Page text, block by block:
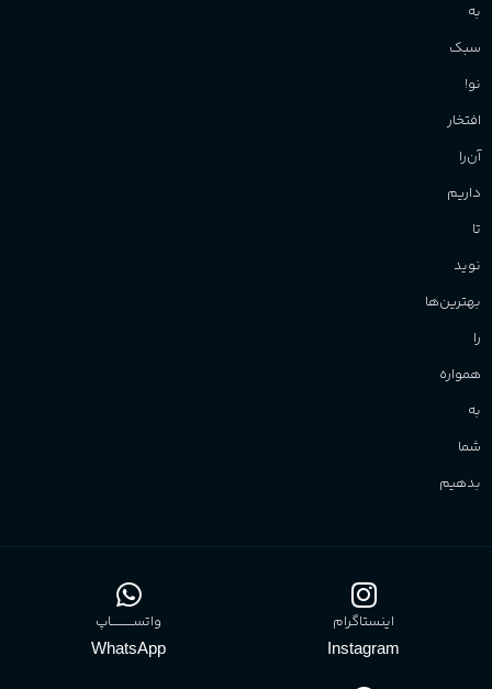
به
سبک
نو!
افتخار
آن‌را
داریم
تا
نوید
بهترین‌ها
را
همواره
به
شما
بدهیم
اینستاگرام
Instagram
واتســــــــــاپ
WhatsApp